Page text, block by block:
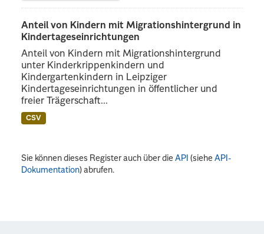
Anteil von Kindern mit Migrationshintergrund in
Kindertageseinrichtungen
Anteil von Kindern mit Migrationshintergrund
unter Kinderkrippenkindern und
Kindergartenkindern in Leipziger
Kindertageseinrichtungen in öffentlicher und
freier Trägerschaft...
CSV
Sie können dieses Register auch über dieAPI (sieheAPI-
Dokumentation) abrufen.